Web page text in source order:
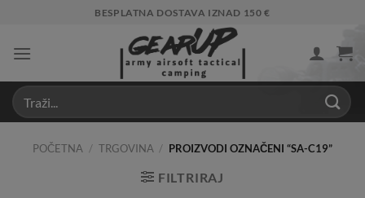
content
BESPLATNA DOSTAVA IZNAD 150 €
POČETNA / TRGOVINA / PROIZVODI OZNAČENI “SA-C19”
FILTRIRAJ